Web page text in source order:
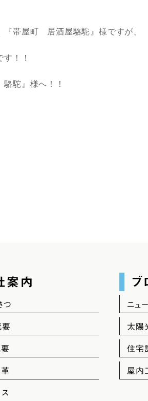
『帯屋町 居酒屋駱駝』様ですが、
！！
駝』様へ！！
案内
つ
ブ
ニュ
太陽
住宅
屋内